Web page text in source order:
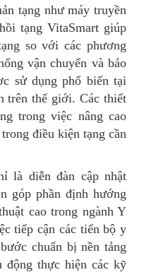
tạng như máy truyền
tạng VitaSmart giúp
so với các phương
vận chuyển và bảo
sử dụng phổ biến tại
trên thế giới. Các thiết
trong việc nâng cao
điều kiện tạng cần
là diễn đàn cập nhật
góp phần định hướng
cao trong ngành Y
tiếp cận các tiến bộ y
chuẩn bị nền tảng
động thực hiện các kỹ